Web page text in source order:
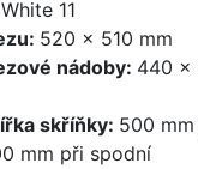
White 11
520 x 510 mm
nádoby: 440 x
skříňky: 500
mm při spodní